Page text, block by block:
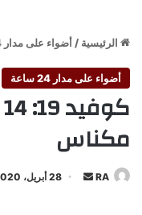
الرئيسية / أضواء على مدار 24 ساعة
أضواء على مدار 24 ساعة
مكناس
RA
أرسل 28 أبريل، 2020